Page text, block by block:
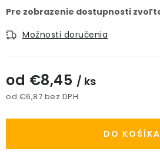
Možnosti doručenia
od €8,45 / ks
od €6,87 bez DPH
DO KOŠÍKA